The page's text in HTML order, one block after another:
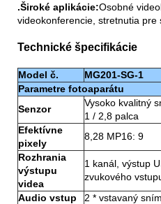
.Široké aplikácie:Osobné
videokonferencie, stretnutia pre
Technické špecifikácie
Model č. MG201-SG-1
Parametre fotoaparátu
Senzor
Vysoko kvalitný
1 / 2,8 palca
Efektívne
pixely
8,28 MP16: 9
Rozhrania
výstupu
videa
1 kanál, výstup
zvukového
Audio vstup
2 * vstavaný